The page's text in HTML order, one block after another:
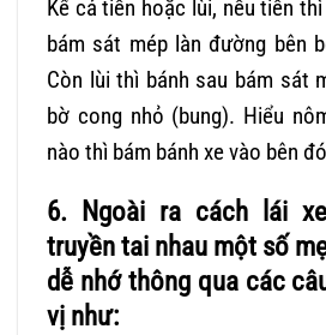
Kể cả tiến hoặc lùi, nếu tiến
bám sát mép làn đường bên
Còn lùi thì bánh sau bám sát
bờ cong nhỏ (bung). Hiểu
nào thì bám bánh xe vào bên
6. Ngoài ra cách lái
truyền tai nhau một số
dễ nhớ thông qua các
vị như: